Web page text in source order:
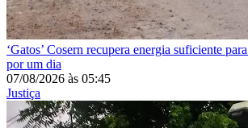
‘Gatos’ Cosern recupera energia suficiente
por um dia
07/08/2026 às 05:45
Justiça